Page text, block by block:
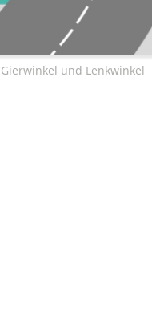
und Lenkwinkel